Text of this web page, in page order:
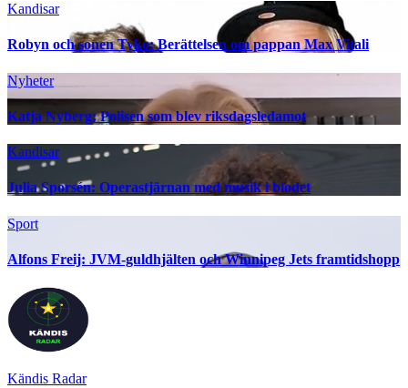
Kandisar
Robyn och sonen Tyko: Berättelsen om pappan Max Vitali
Nyheter
Katja Nyberg: Polisen som blev riksdagsledamot
Kandisar
Julia Sporsén: Operastjärnan med musik i blodet
Sport
Alfons Freij: JVM-guldhjälten och Winnipeg Jets framtidshopp
Kändis Radar